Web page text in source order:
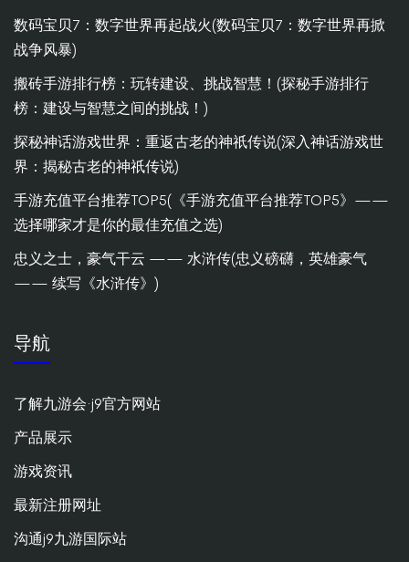
数码宝贝7：数字世界再起战火(数码宝贝7：数字世界再掀
战争风暴)
搬砖手游排行榜：玩转建设、挑战智慧！(探秘手游排行
榜：建设与智慧之间的挑战！)
探秘神话游戏世界：重返古老的神祇传说(深入神话游戏世
界：揭秘古老的神祇传说)
手游充值平台推荐TOP5(《手游充值平台推荐TOP5》——
选择哪家才是你的最佳充值之选)
忠义之士，豪气干云 —— 水浒传(忠义磅礴，英雄豪气
—— 续写《水浒传》)
导航
了解九游会·j9官方网站
产品展示
游戏资讯
最新注册网址
沟通j9九游国际站